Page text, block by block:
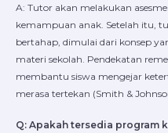
A: Tutor akan melakukan
kemampuan anak. Setelah itu,
bertahap, dimulai dari konsep
materi sekolah. Pendekatan
membantu siswa mengejar
merasa tertekan (Smith &
Q: Apakah tersedia program